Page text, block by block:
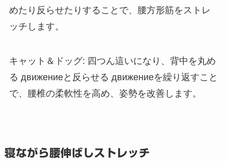
めたり反らせたりすることで、腰方形筋をストレ
ッチします。
キャット＆ドッグ: 四つん這いになり、背中を丸め
る движениеと反らせる движениеを繰り返すこと
で、腰椎の柔軟性を高め、姿勢を改善します。
寝ながら腰伸ばしストレッチ